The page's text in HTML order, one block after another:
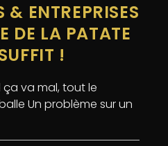
ENTREPRISES
DE LA PATATE
!
ça va mal, tout le
Un problème sur un